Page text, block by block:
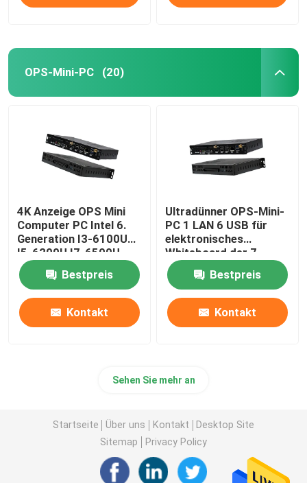
OPS-Mini-PC (20)
4K Anzeige OPS Mini
Computer PC Intel 6.
Generation I3-6100U
I5-6200U I7-6500U
Bestpreis
Kontakt
Ultradünner OPS-Mini-
PC 1 LAN 6 USB für
elektronisches
Whiteboard der 7.
Generation I3-7100U
I5-7200U I7-7500U
Bestpreis
Kontakt
Sehen Sie mehr an
Startseite Über uns Kontakt
Desktop Site
Sitemap
Privacy Policy